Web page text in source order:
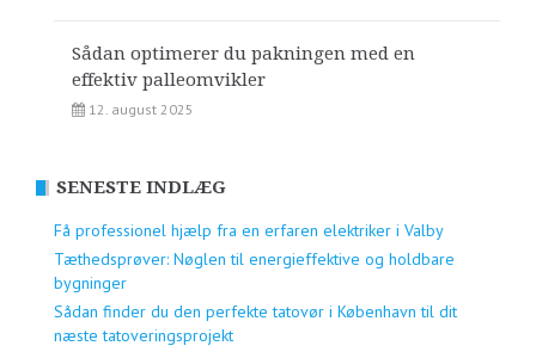
Sådan optimerer du pakningen med en
effektiv palleomvikler
12. august 2025
SENESTE INDLÆG
Få professionel hjælp fra en erfaren elektriker i Valby
Tæthedsprøver: Nøglen til energieffektive og holdbare
bygninger
Sådan finder du den perfekte tatovør i København til dit
næste tatoveringsprojekt